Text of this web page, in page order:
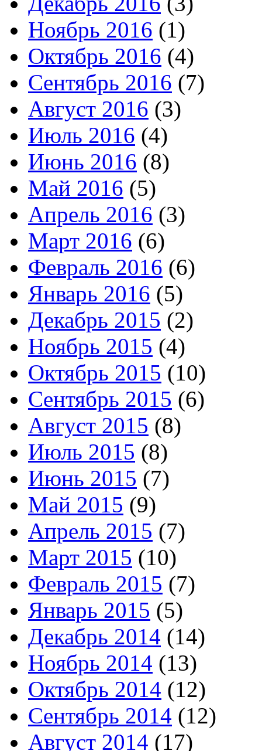
Ноябрь 2016 (1)
Октябрь 2016 (4)
Сентябрь 2016 (7)
Август 2016 (3)
Июль 2016 (4)
Июнь 2016 (8)
Май 2016 (5)
Апрель 2016 (3)
Март 2016 (6)
Февраль 2016 (6)
Январь 2016 (5)
Декабрь 2015 (2)
Ноябрь 2015 (4)
Октябрь 2015 (10)
Сентябрь 2015 (6)
Август 2015 (8)
Июль 2015 (8)
Июнь 2015 (7)
Май 2015 (9)
Апрель 2015 (7)
Март 2015 (10)
Февраль 2015 (7)
Январь 2015 (5)
Декабрь 2014 (14)
Ноябрь 2014 (13)
Октябрь 2014 (12)
Сентябрь 2014 (12)
Август 2014 (17)